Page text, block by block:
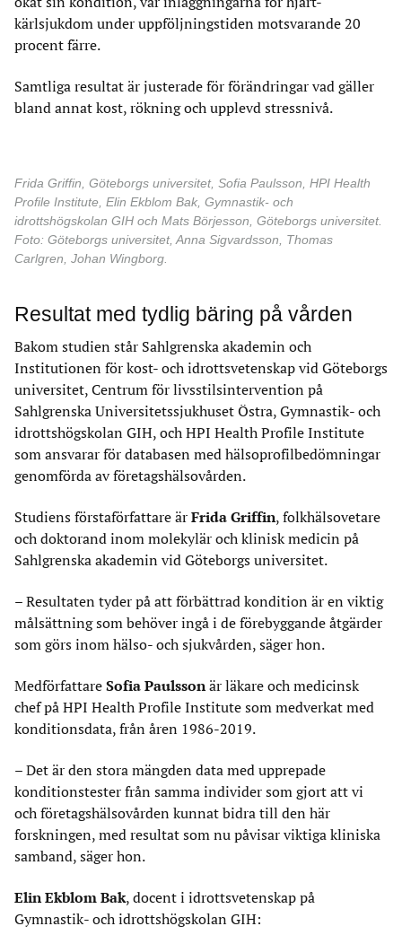
kärlsjukdom under uppföljningstiden motsvarande 20
procent färre.
Samtliga resultat är justerade för förändringar vad gäller
bland annat kost, rökning och upplevd stressnivå.
Frida Griffin, Göteborgs universitet, Sofia Paulsson, HPI Health
Profile Institute, Elin Ekblom Bak, Gymnastik- och
idrottshögskolan GIH och Mats Börjesson, Göteborgs universitet.
Foto: Göteborgs universitet, Anna Sigvardsson, Thomas
Carlgren, Johan Wingborg.
Resultat med tydlig bäring på vården
Bakom studien står Sahlgrenska akademin och
Institutionen för kost- och idrottsvetenskap vid Göteborgs
universitet, Centrum för livsstilsintervention på
Sahlgrenska Universitetssjukhuset Östra, Gymnastik- och
idrottshögskolan GIH, och HPI Health Profile Institute
som ansvarar för databasen med hälsoprofilbedömningar
genomförda av företagshälsovården.
Studiens förstaförfattare är Frida Griffin, folkhälsovetare
och doktorand inom molekylär och klinisk medicin på
Sahlgrenska akademin vid Göteborgs universitet.
– Resultaten tyder på att förbättrad kondition är en viktig
målsättning som behöver ingå i de förebyggande åtgärder
som görs inom hälso- och sjukvården, säger hon.
Medförfattare Sofia Paulssonär läkare och medicinsk
chef på HPI Health Profile Institute som medverkat med
konditionsdata, från åren 1986-2019.
– Det är den stora mängden data med upprepade
konditionstester från samma individer som gjort att vi
och företagshälsovården kunnat bidra till den här
forskningen, med resultat som nu påvisar viktiga kliniska
samband, säger hon.
Elin Ekblom Bak, docent i idrottsvetenskap på
Gymnastik- och idrottshögskolan GIH: